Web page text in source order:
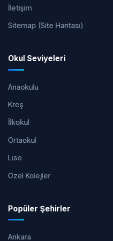
İletişim
Sitemap (Site Haritası)
Okul Seviyeleri
Anaokulu
Kreş
İlkokul
Ortaokul
Lise
Özel Kolejler
Popüler Şehirler
Ankara